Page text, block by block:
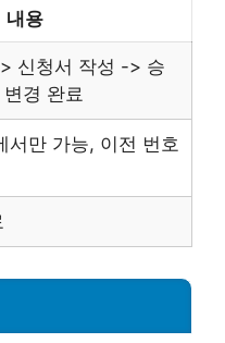
내용
신청서 작성 -> 승
경 완료
서만 가능, 이전 번호